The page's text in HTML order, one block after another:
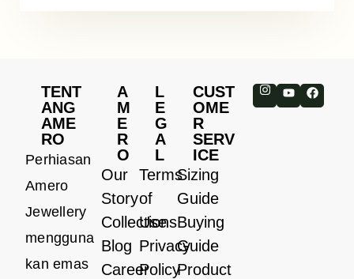
TENT
ANG
AME
RO
Perhiasan
Amero
Jewellery
mengguna
kan emas
A
M
E
R
O
Our
Story
Collections
Blog
Career
L
E
G
A
L
Terms
of
Use
Privacy
Policy
CUST
OME
R
SERV
ICE
Sizing
Guide
Buying
Guide
Product